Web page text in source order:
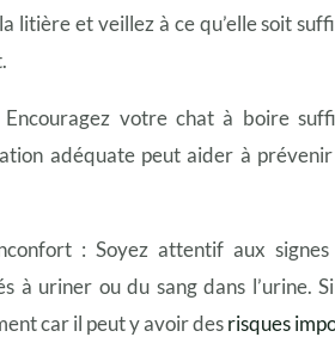
litière et veillez à ce qu’elle soit
votre chat à boire
adéquate peut aider à
: Soyez attentif aux
à uriner ou du sang dans l’urine.
car il peut y avoir desrisques